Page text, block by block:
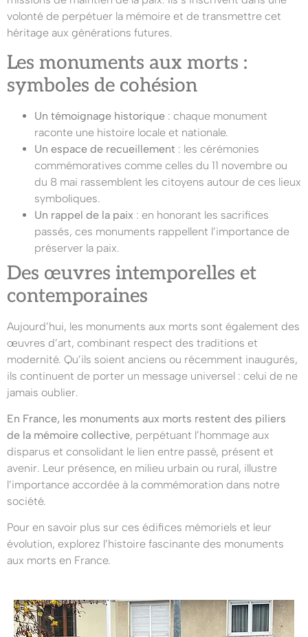
volonté de perpétuer la mémoire et de transmettre cet
héritage aux générations futures.
Les monuments aux morts :
symboles de cohésion
Un témoignage historique : chaque monument
raconte une histoire locale et nationale.
Un espace de recueillement : les cérémonies
commémoratives comme celles du 11 novembre ou
du 8 mai rassemblent les citoyens autour de ces lieux
symboliques.
Un rappel de la paix : en honorant les sacrifices
passés, ces monuments rappellent l’importance de
préserver la paix.
Des œuvres intemporelles et
contemporaines
Aujourd’hui, les monuments aux morts sont également des
œuvres d’art, combinant respect des traditions et
modernité. Qu’ils soient anciens ou récemment inaugurés,
ils continuent de porter un message universel : celui de ne
jamais oublier.
En France, les monuments aux morts restent des piliers
de la mémoire collective, perpétuant l’hommage aux
disparus et consolidant le lien entre passé, présent et
avenir. Leur présence, en milieu urbain ou rural, illustre
l’importance accordée à la commémoration dans notre
société.
Pour en savoir plus sur ces édifices mémoriels et leur
évolution, explorez l’histoire fascinante des monuments
aux morts en France.